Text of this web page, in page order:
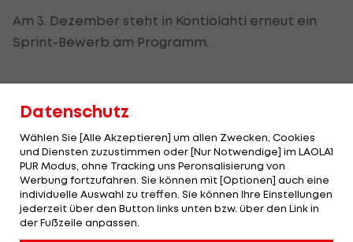
Am 3. Dezember steht in Kontiolahti erneut ein
Sprint-Bewerb am Programm.
Athleten ein weiterer positiver Corona-Fall
aufgetreten. Die finnische Gesundheitsbehörde
ordnete für den Betroffenen wie für einen
anderen Aktiven als Kontaktperson 1 Quarantäne
an. Positive Fälle hatte es zuvor bereits bei
Datenschutz
Wählen Sie [Alle Akzeptieren] um allen Zwecken, Cookies
und Diensten zuzustimmen oder [Nur Notwendige] im LAOLA1
PUR Modus, ohne Tracking uns Peronsalisierung von
Werbung fortzufahren. Sie können mit [Optionen] auch eine
individuelle Auswahl zu treffen. Sie können Ihre Einstellungen
jederzeit über den Button links unten bzw. über den Link in
der Fußzeile anpassen.